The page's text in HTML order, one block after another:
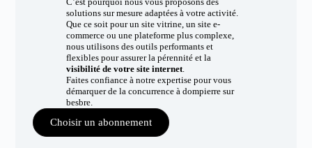
solutions sur mesure adaptées à votre activité.
Que ce soit pour un site vitrine, un site e-
commerce ou une plateforme plus complexe,
nous utilisons des outils performants et
flexibles pour assurer la pérennité et la
visibilité de votre site internet.
Faites confiance à notre expertise pour vous
démarquer de la concurrence à dompierre sur
besbre.
Choisir un abonnement